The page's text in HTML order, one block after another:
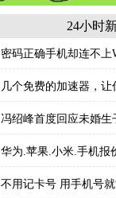
24小时
密码正确手机却连不上
几个免费的加速器，
冯绍峰首度回应未婚生
华为.苹果.小米.手机报
不用记卡号 用手机号